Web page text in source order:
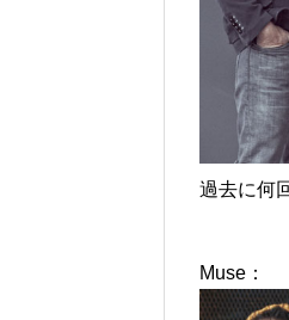
過去に何
Muse：